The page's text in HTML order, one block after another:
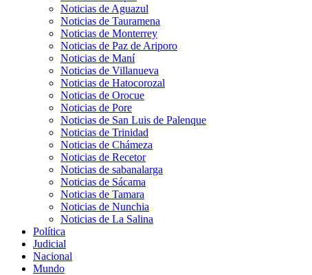
Noticias de Aguazul
Noticias de Tauramena
Noticias de Monterrey
Noticias de Paz de Ariporo
Noticias de Maní
Noticias de Villanueva
Noticias de Hatocorozal
Noticias de Orocue
Noticias de Pore
Noticias de San Luis de Palenque
Noticias de Trinidad
Noticias de Chámeza
Noticias de Recetor
Noticias de sabanalarga
Noticias de Sácama
Noticias de Tamara
Noticias de Nunchia
Noticias de La Salina
Política
Judicial
Nacional
Mundo